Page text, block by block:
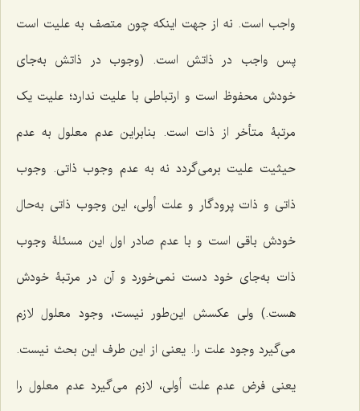
واجب است. نه از جهت اینکه چون متصف به علیت است
پس واجب در ذاتش است. (وجوب در ذاتش به‌جاى
خودش محفوظ است و ارتباطى با علیت ندارد؛ علیت یک
مرتبۀ متأخر از ذات است. بنابراین عدم معلول به عدم
حیثیت علیت برمى‌گردد نه به عدم وجوب ذاتى. وجوب
ذاتى و ذات پرودگار و علت أولی، این وجوب ذاتى به‌حال
خودش باقى است و با عدم صادر اول این مسئلۀ وجوب
ذات به‌جاى خود دست نمى‌خورد و آن در مرتبۀ خودش
هست.) ولى عکسش این‌طور نیست، وجود معلول لازم
مى‌گیرد وجود علت را. یعنی از این طرف این بحث نیست.
یعنى فرض عدم علت أولى، لازم مى‌گیرد عدم معلول را